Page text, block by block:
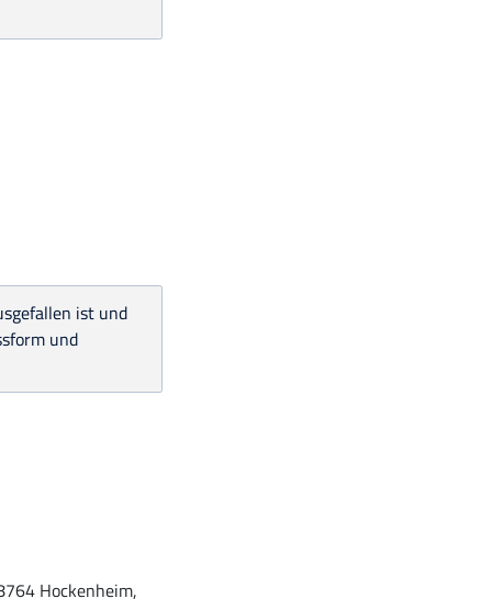
ist und
und
Hockenheim,